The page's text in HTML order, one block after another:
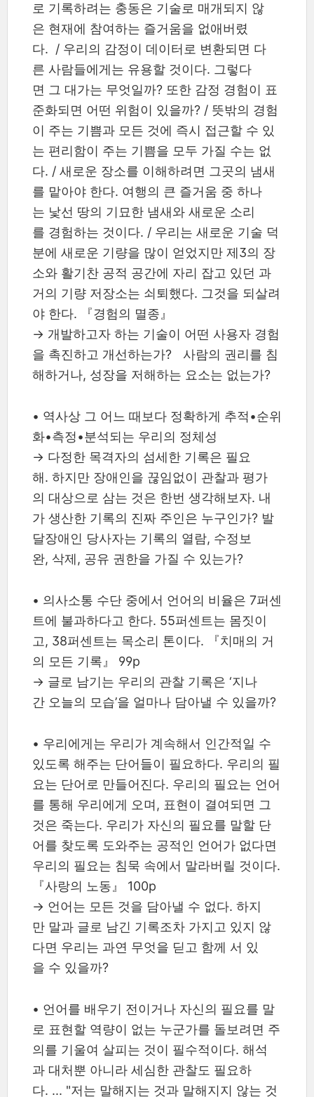
로 기록하려는 충동은 기술로 매개되지 않
은 현재에 참여하는 즐거움을 없애버렸
다. / 우리의 감정이 데이터로 변환되면 다
른 사람들에게는 유용할 것이다. 그렇다
면 그 대가는 무엇일까? 또한 감정 경험이 표
준화되면 어떤 위험이 있을까? / 뜻밖의 경험
이 주는 기쁨과 모든 것에 즉시 접근할 수 있
는 편리함이 주는 기쁨을 모두 가질 수는 없
다. / 새로운 장소를 이해하려면 그곳의 냄새
를 맡아야 한다. 여행의 큰 즐거움 중 하나
는 낯선 땅의 기묘한 냄새와 새로운 소리
를 경험하는 것이다. / 우리는 새로운 기술 덕
분에 새로운 기량을 많이 얻었지만 제3의 장
소와 활기찬 공적 공간에 자리 잡고 있던 과
거의 기량 저장소는 쇠퇴했다. 그것을 되살려
야 한다. 『경험의 멸종』
→ 개발하고자 하는 기술이 어떤 사용자 경험
을 촉진하고 개선하는가? 사람의 권리를 침
해하거나, 성장을 저해하는 요소는 없는가?
• 역사상 그 어느 때보다 정확하게 추적•순위
화•측정•분석되는 우리의 정체성
→ 다정한 목격자의 섬세한 기록은 필요
해. 하지만 장애인을 끊임없이 관찰과 평가
의 대상으로 삼는 것은 한번 생각해보자. 내
가 생산한 기록의 진짜 주인은 누구인가? 발
달장애인 당사자는 기록의 열람, 수정보
완, 삭제, 공유 권한을 가질 수 있는가?
• 의사소통 수단 중에서 언어의 비율은 7퍼센
트에 불과하다고 한다. 55퍼센트는 몸짓이
고, 38퍼센트는 목소리 톤이다. 『치매의 거
의 모든 기록』 99p
→ 글로 남기는 우리의 관찰 기록은 ‘지나
간 오늘의 모습’을 얼마나 담아낼 수 있을까?
• 우리에게는 우리가 계속해서 인간적일 수
있도록 해주는 단어들이 필요하다. 우리의 필
요는 단어로 만들어진다. 우리의 필요는 언어
를 통해 우리에게 오며, 표현이 결여되면 그
것은 죽는다. 우리가 자신의 필요를 말할 단
어를 찾도록 도와주는 공적인 언어가 없다면
우리의 필요는 침묵 속에서 말라버릴 것이다.
『사랑의 노동』 100p
→ 언어는 모든 것을 담아낼 수 없다. 하지
만 말과 글로 남긴 기록조차 가지고 있지 않
다면 우리는 과연 무엇을 딛고 함께 서 있
을 수 있을까?
• 언어를 배우기 전이거나 자신의 필요를 말
로 표현할 역량이 없는 누군가를 돌보려면 주
의를 기울여 살피는 것이 필수적이다. 해석
과 대처뿐 아니라 세심한 관찰도 필요하
다. ... "저는 말해지는 것과 말해지지 않는 것